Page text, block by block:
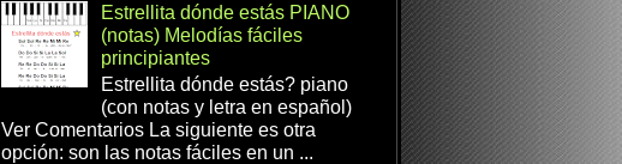
Estrellita dónde estás PIANO
(notas) Melodías fáciles
principiantes
Estrellita dónde estás? piano
(con notas y letra en español)
Ver Comentarios La siguiente es otra
opción: son las notas fáciles en un ...